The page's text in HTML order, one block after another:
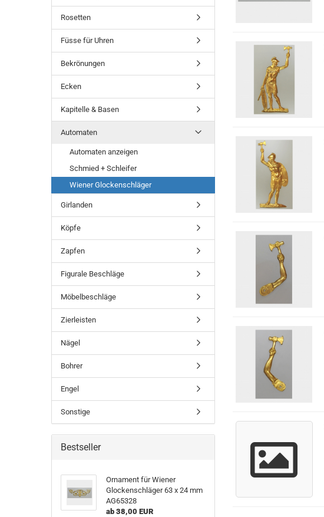
Rosetten
Füsse für Uhren
Bekrönungen
Ecken
Kapitelle & Basen
Automaten
Automaten anzeigen
Schmied + Schleifer
Wiener Glockenschläger
Girlanden
Köpfe
Zapfen
Figurale Beschläge
Möbelbeschläge
Zierleisten
Nägel
Bohrer
Engel
Sonstige
Bestseller
Ornament für Wiener
Glockenschläger 63 x 24 mm
AG65328
ab 38,00 EUR